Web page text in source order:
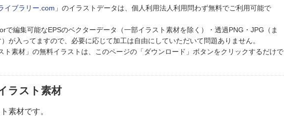
イブラリー.com 」のイラストデータは、個人利用法人利用問わず無料でご利用可能で
で編集可能なEPSのベクターデータ（一部イラスト素材を除く）・透過PNG・JPG（ま
が入ってますので、必要に応じて加工は自由にしていただいて問題ありません。
ト素材」の無料イラストは、このページの「ダウンロード」ボタンをクリックするだけで
ラスト素材
素材です。